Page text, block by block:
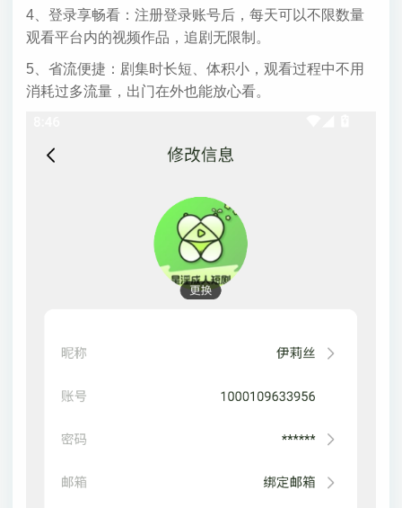
4、登录享畅看：注册登录账号后，每天可以不限数量
观看平台内的视频作品，追剧无限制。
5、省流便捷：剧集时长短、体积小，观看过程中不用
消耗过多流量，出门在外也能放心看。